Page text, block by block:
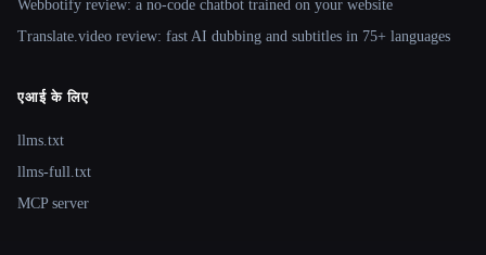
Webbotify review: a no-code chatbot trained on your website
Translate.video review: fast AI dubbing and subtitles in 75+ languages
एआई के लिए
llms.txt
llms-full.txt
MCP server